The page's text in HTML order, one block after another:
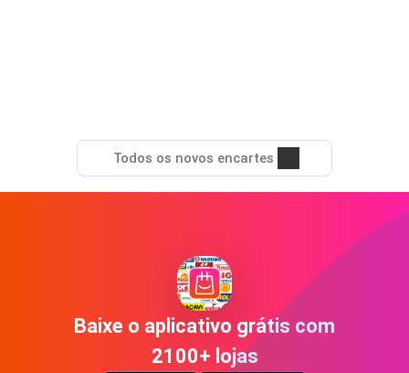
Todos os novos encartes
Baixe o aplicativo grátis com
2100+ lojas